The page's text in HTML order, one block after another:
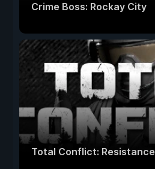
Crime Boss: Rockay City
Total Conflict: Resistance